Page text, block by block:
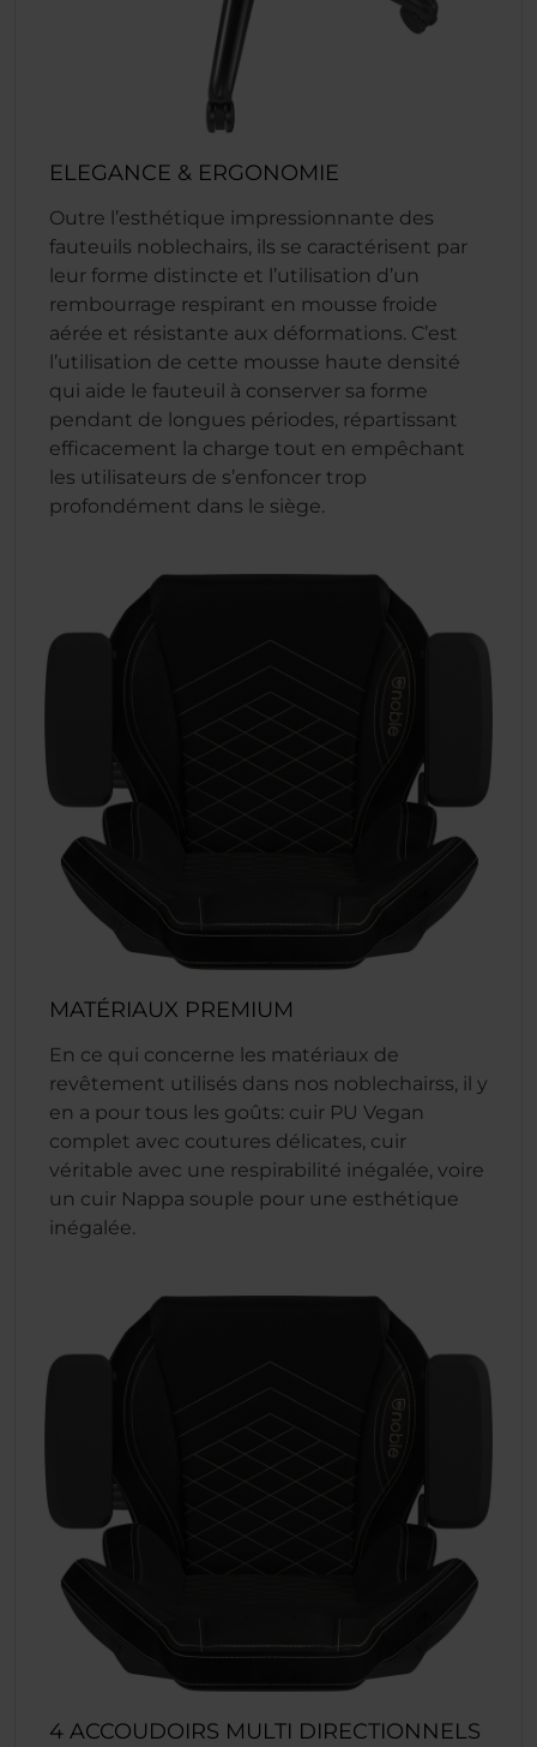
ELEGANCE & ERGONOMIE
Outre l’esthétique impressionnante des
fauteuils noblechairs, ils se caractérisent par
leur forme distincte et l’utilisation d’un
rembourrage respirant en mousse froide
aérée et résistante aux déformations. C’est
l’utilisation de cette mousse haute densité
qui aide le fauteuil à conserver sa forme
pendant de longues périodes, répartissant
efficacement la charge tout en empêchant
les utilisateurs de s’enfoncer trop
profondément dans le siège.
MATÉRIAUX PREMIUM
En ce qui concerne les matériaux de
revêtement utilisés dans nos noblechairss, il y
en a pour tous les goûts: cuir PU Vegan
complet avec coutures délicates, cuir
véritable avec une respirabilité inégalée, voire
un cuir Nappa souple pour une esthétique
inégalée.
4 ACCOUDOIRS MULTI DIRECTIONNELS